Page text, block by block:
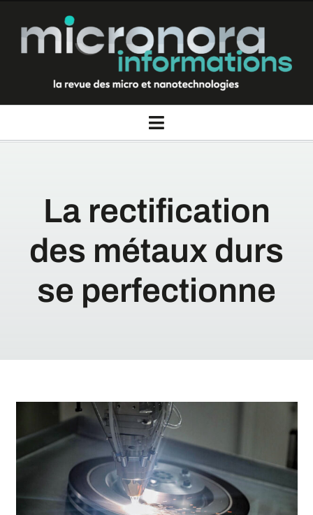
contenu
Toggle
Rubriques
Nous contacter
La rectification
des métaux durs
se perfectionne